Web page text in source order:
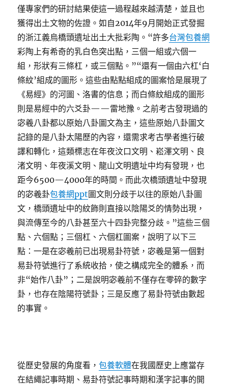
僅專家們的研討結果使這一過程越來越清楚，並且也
獲得出土文物的佐證。如自2014年9月開始正式發掘
的浙江義烏橋頭遺址出土大批彩陶。“許多台灣包養網
彩陶上有希奇的乳白色突出點，三個一組或六個一
組，形狀有三條杠，或三個點。”“還有一個由六杠‘白
條紋’組成的圖形。這些由點點組成的圖案恰是展現了
《易經》的河圖、洛書的信息；而白條紋組成的圖形
則是易經中的六爻卦——雷地豫。之前考古發現過的
宓羲八卦都以原始八卦圖文為主，這些原始八卦圖文
記錄的是八卦太陽歷的內容，還需求考古學者進行破
譯和轉化，這類標志在年夜汶口文明、崧澤文明、良
渚文明、年夜溪文明、龍山文明遺址中均有發現，也
距今6500—4000年的時間。而此次橋頭遺址中發現
的宓羲卦包養網ppt圖文則分歧于以往的原始八卦圖
文，橋頭遺址中的紋飾則直接以陰陽爻的情勢出現，
與流傳至今的八卦甚至六十四卦完整分歧。”這些三個
點、六個點；三個杠、六個杠圖案，說明了以下三
點：一是在宓羲前已出現易卦符號，宓羲是第一個對
易卦符號進行了系統收拾，使之構成完全的體系，而
非“始作八卦”；二是說明宓羲前不僅存在零碎的數字
卦，也存在陰陽符號卦；三是反應了易卦符號由數起
的事實。
從歷史發展的角度看，包養軟體在我國歷史上應當存
在結繩記事時期、易卦符號記事時期和漢字記事的開